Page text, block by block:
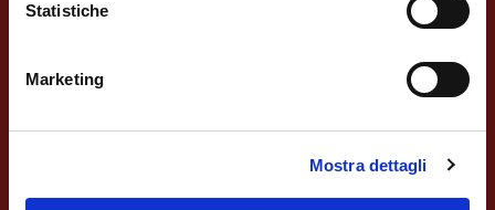
Statistiche
Marketing
Mostra dettagli
La cucina regionale cinese
le 8 regioni gastronomiche della Cina